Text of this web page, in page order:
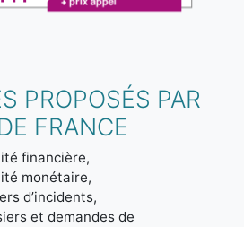
PROPOSÉS PAR
FRANCE
financière,
monétaire,
d’incidents,
et demandes de